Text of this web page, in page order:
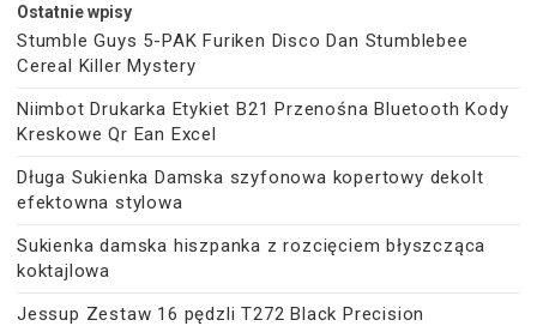
Ostatnie wpisy
Stumble Guys 5-PAK Furiken Disco Dan Stumblebee
Cereal Killer Mystery
Niimbot Drukarka Etykiet B21 Przenośna Bluetooth Kody
Kreskowe Qr Ean Excel
Długa Sukienka Damska szyfonowa kopertowy dekolt
efektowna stylowa
Sukienka damska hiszpanka z rozcięciem błyszcząca
koktajlowa
Jessup Zestaw 16 pędzli T272 Black Precision